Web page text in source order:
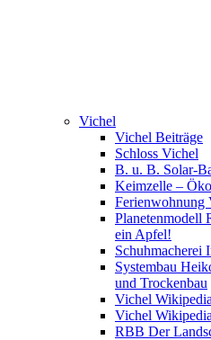
Vichel
Vichel Beiträge
Schloss Vichel
B. u. B. Solar-
Keimzelle –
Ferienwohnung
Planetenmodell
ein Apfel!
Schuhmacherei
Systembau
und Trockenbau
Vichel
Vichel
RBB Der